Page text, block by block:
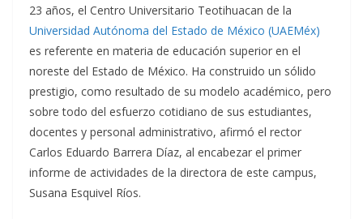
23 años, el Centro Universitario Teotihuacan de la
Universidad Autónoma del Estado de México (UAEMéx)
es referente en materia de educación superior en el
noreste del Estado de México. Ha construido un sólido
prestigio, como resultado de su modelo académico, pero
sobre todo del esfuerzo cotidiano de sus estudiantes,
docentes y personal administrativo, afirmó el rector
Carlos Eduardo Barrera Díaz, al encabezar el primer
informe de actividades de la directora de este campus,
Susana Esquivel Ríos.